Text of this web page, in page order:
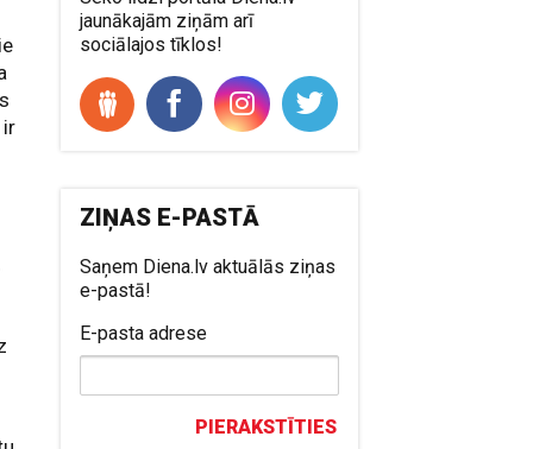
ir
jaunākajām ziņām arī
sociālajos tīklos!
ZIŅAS E-PASTĀ
Saņem Diena.lv aktuālās ziņas
e-pastā!
E-pasta adrese
PIERAKSTĪTIES